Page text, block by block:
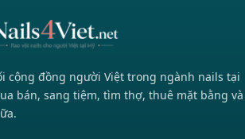
cộng đồng người Việt trong ngành nails tại
bán, sang tiệm, tìm thợ, thuê mặt bằng và